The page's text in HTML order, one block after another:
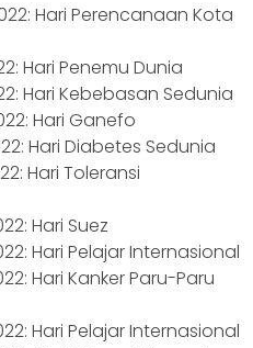
Hari Perencanaan Kota
Hari Penemu Dunia
Hari Kebebasan Sedunia
Hari Ganefo
Hari Diabetes Sedunia
Hari Toleransi
Hari Suez
Hari Pelajar Internasional
Hari Kanker Paru-Paru
Hari Pelajar Internasional